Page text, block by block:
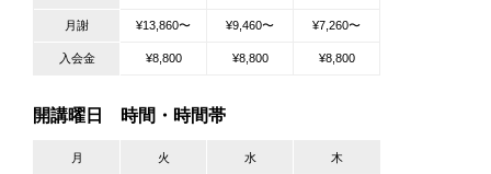
月謝 ¥13,860〜 ¥9,460〜 ¥7,260〜
入会金 ¥8,800 ¥8,800 ¥8,800
開講曜日 時間・時間帯
月 火 水 木